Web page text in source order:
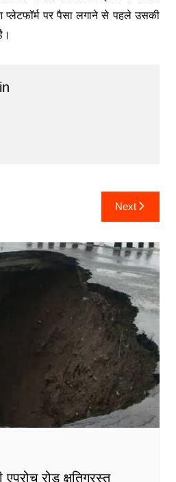
पर पैसा लगाने से पहले उसकी
Next
रोड क्षतिग्रस्त